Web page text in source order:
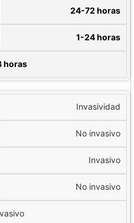
24-72 horas
1-24 horas
horas
Invasividad
No invasivo
Invasivo
No invasivo